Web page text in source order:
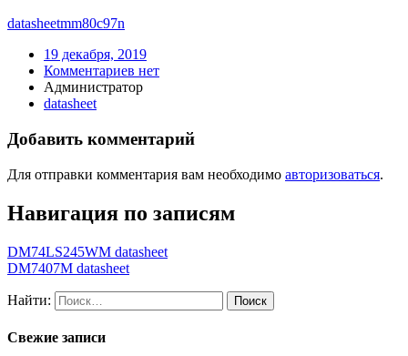
datasheetmm80c97n
19 декабря, 2019
Комментариев нет
Администратор
datasheet
Добавить комментарий
Для отправки комментария вам необходимо авторизоваться.
Навигация по записям
DM74LS245WM datasheet
DM7407M datasheet
Найти:
Свежие записи